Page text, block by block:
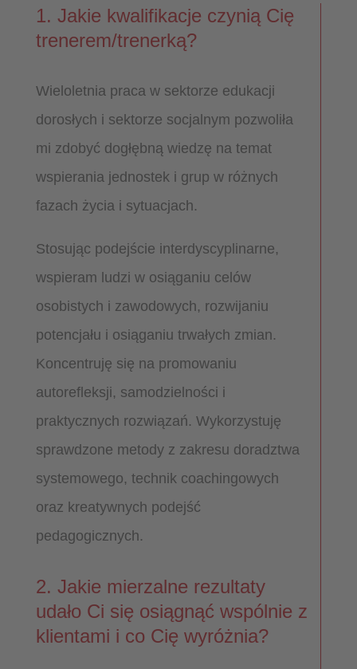
1. Jakie kwalifikacje czynią Cię
trenerem/trenerką?
Wieloletnia praca w sektorze edukacji
dorosłych i sektorze socjalnym pozwoliła
mi zdobyć dogłębną wiedzę na temat
wspierania jednostek i grup w różnych
fazach życia i sytuacjach.
Stosując podejście interdyscyplinarne,
wspieram ludzi w osiąganiu celów
osobistych i zawodowych, rozwijaniu
potencjału i osiąganiu trwałych zmian.
Koncentruję się na promowaniu
autorefleksji, samodzielności i
praktycznych rozwiązań. Wykorzystuję
sprawdzone metody z zakresu doradztwa
systemowego, technik coachingowych
oraz kreatywnych podejść
pedagogicznych.
2. Jakie mierzalne rezultaty
udało Ci się osiągnąć wspólnie z
klientami i co Cię wyróżnia?